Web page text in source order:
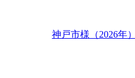
神戸市様（2026年）